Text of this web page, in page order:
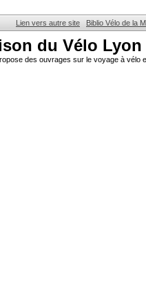
Lien vers autre site Biblio Vélo de la
du Vélo Lyon
des ouvrages sur le voyage à